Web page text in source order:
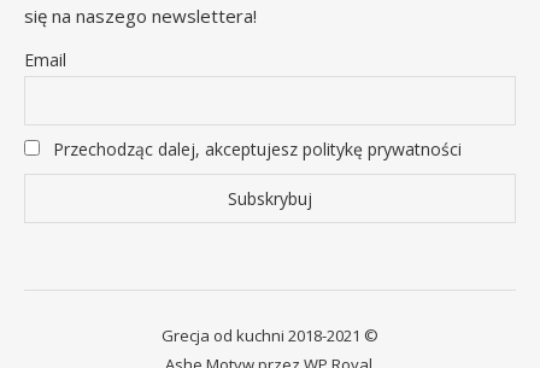
się na naszego newslettera!
Email
Przechodząc dalej, akceptujesz politykę prywatności
Grecja od kuchni 2018-2021 ©